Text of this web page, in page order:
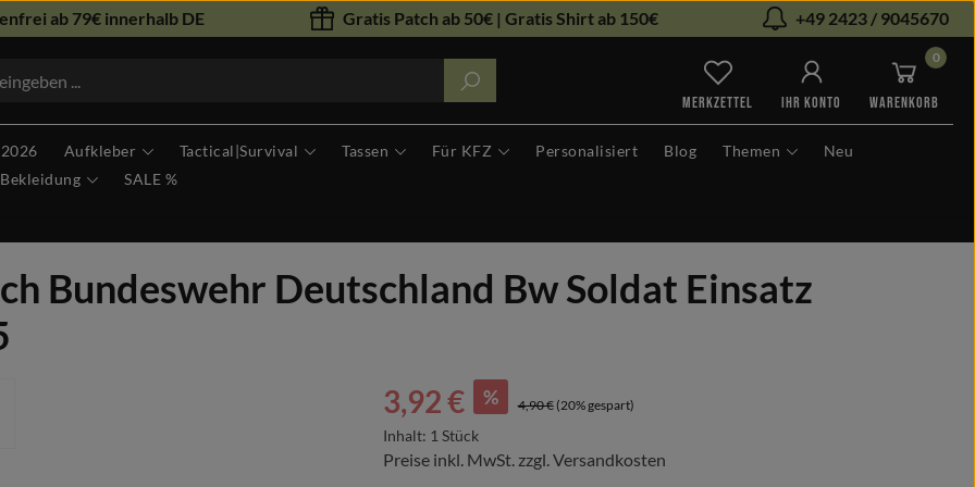
ab 79€ innerhalb DE Gratis Patch ab 50€ | Gratis Shirt ab 150€ +49 2423 / 9045670
Du hast 0 Produkte auf dem
MERKZETTEL IHR KONTO
0
WARENKORB
Aufkleber Tactical|Survival Tassen Für KFZ Personalisiert Blog Themen
Neu
Bekleidung SALE %
Bundeswehr Deutschland Bw Soldat Einsatz
Verkaufspreis:
3,92 € % Regulärer Preis:
4,90 € (20% gespart)
Inhalt: 1 Stück
Preise inkl. MwSt. zzgl. Versandkosten